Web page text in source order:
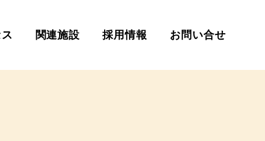
関連施設 採用情報 お問い合せ